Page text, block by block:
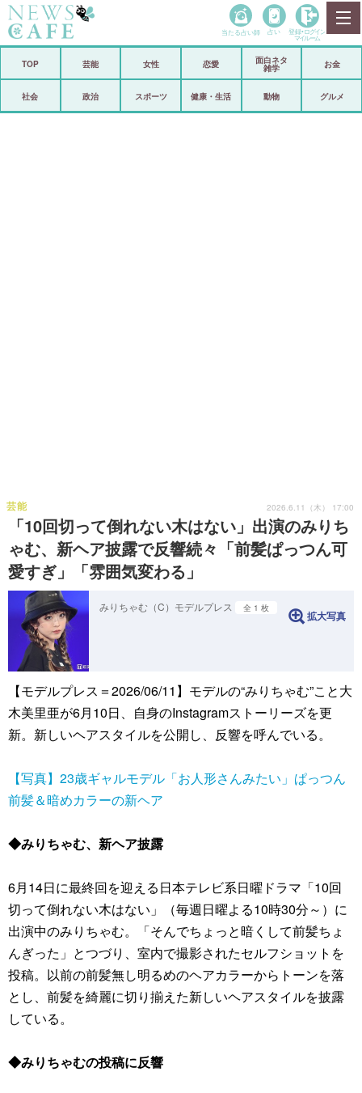
政治
当たる占い師 占い 登録• ログイン
マイルーム
TOP 芸能 女性 恋愛
面白ネタ
雑学
お金
社会 政治 スポーツ 健康・生活 動物 グルメ
「10回切って倒れない木はない」出演のみりち
ゃむ、新ヘア披露で反響続々「前髪ぱっつん可
愛すぎ」「雰囲気変わる」
芸能 2026.6.11（木） 17:00
みりちゃむ（C）モデルプレス 全 1 枚
拡大写真
【モデルプレス＝2026/06/11】モデルの“みりちゃむ”こと大
木美里亜が6月10日、自身のInstagramストーリーズを更
新。新しいヘアスタイルを公開し、反響を呼んでいる。
【写真】23歳ギャルモデル「お人形さんみたい」ぱっつん
前髪＆暗めカラーの新ヘア
◆みりちゃむ、新ヘア披露
6月14日に最終回を迎える日本テレビ系日曜ドラマ「10回
切って倒れない木はない」（毎週日曜よる10時30分～）に
出演中のみりちゃむ。「そんでちょっと暗くして前髪ちょ
んぎった」とつづり、室内で撮影されたセルフショットを
投稿。以前の前髪無し明るめのヘアカラーからトーンを落
とし、前髪を綺麗に切り揃えた新しいヘアスタイルを披露
している。
◆みりちゃむの投稿に反響